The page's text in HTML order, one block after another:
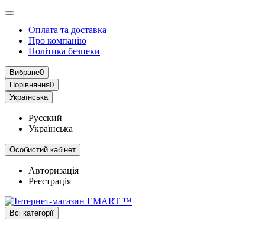
Оплата та доставка
Про компанію
Політика безпеки
Вибране0
Порівняння0
Українська
Русский
Українська
Особистий кабінет
Авторизація
Реєстрація
Всі категорії